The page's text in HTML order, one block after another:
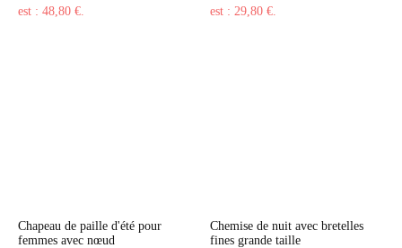
est : 48,80 €.
est : 29,80 €.
Chapeau de paille d'été pour
femmes avec nœud
Chemise de nuit avec bretelles
fines grande taille